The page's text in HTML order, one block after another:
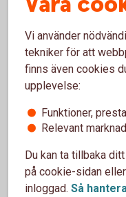
ickevalsbolag enligt
Gör ditt
Läs mer om
och gör ditt val.
Valcentralen
Vi använder
tekniker för att
finns även cookies
upplevelse:
Funktioner,
Relevant
Du kan ta tillbaka
på cookie-sidan
inloggad. Så